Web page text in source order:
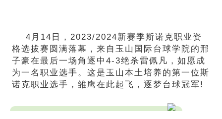
4月14日，2023/2024新赛季斯诺克职业资
格选拔赛圆满落幕，来自玉山国际台球学院的邢
子豪在最后一场角逐中4-3绝杀雷佩凡，如愿成
为一名职业选手。这是玉山本土培养的第一位斯
诺克职业选手，雏鹰在此起飞，逐梦台球冠军!